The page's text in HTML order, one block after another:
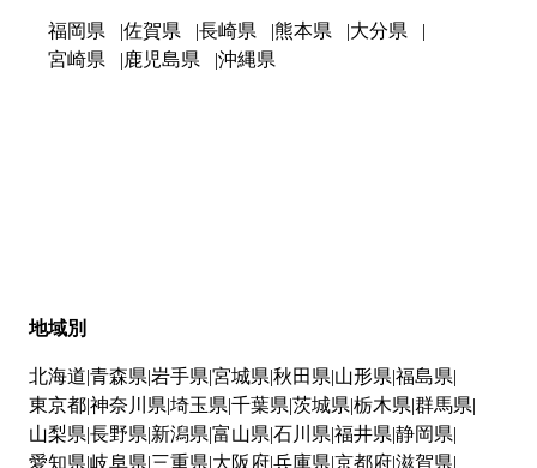
福岡県 佐賀県 長崎県 熊本県
大分県
宮崎県
鹿児島県 沖縄県
地域別
北海道 青森県 岩手県 宮城県 秋田県 山形県 福島県
東京都神奈川県 埼玉県 千葉県 茨城県 栃木県 群馬県
山梨県 長野県 新潟県 富山県 石川県 福井県 静岡県
愛知県 岐阜県 三重県 大阪府兵庫県 京都府滋賀県